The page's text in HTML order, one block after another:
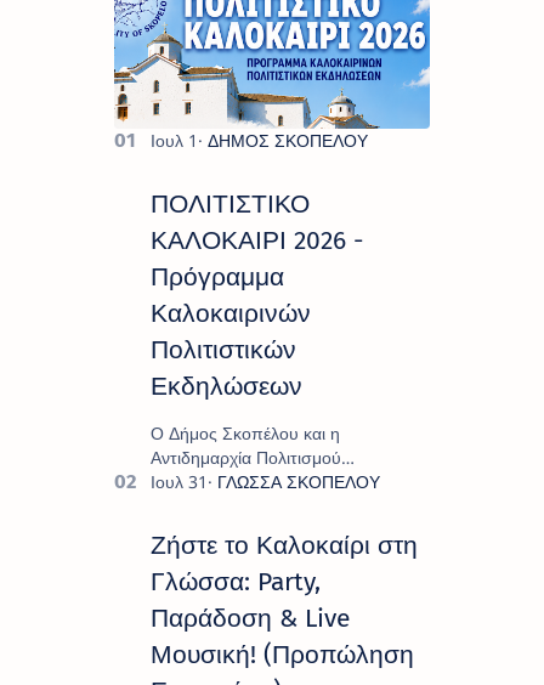
ΠΟΛΙΤΙΣΤΙΚΟ
ΚΑΛΟΚΑΙΡΙ 2026 -
Πρόγραμμα
Καλοκαιρινών
Πολιτιστικών
Εκδηλώσεων
Ο Δήμος Σκοπέλου και η
Αντιδημαρχία Πολιτισμού
παρουσιάζουν το πρόγραμμα «
πλούσιο και πολυσυλλεκτικό
πρόγραμμα εκδ…
Ζήστε το Καλοκαίρι στη
Γλώσσα: Party,
Παράδοση & Live
Μουσική! (Προπώληση